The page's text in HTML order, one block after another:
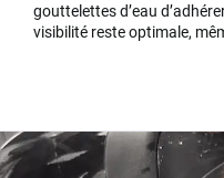
gouttelettes d’eau
visibilité reste optimale,